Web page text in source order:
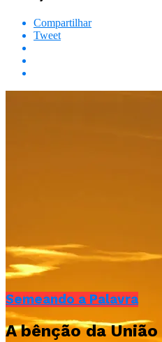
Compartilhar
Tweet
Semeando a Palavra
A bênção da União